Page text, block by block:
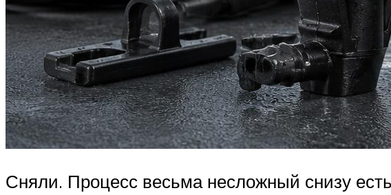
Сняли. Процесс весьма несложный снизу